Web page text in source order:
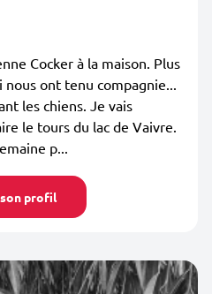
Cocker à la maison. Plus
nous ont tenu compagnie...
les chiens. Je vais
le tours du lac de Vaivre.
p...
profil